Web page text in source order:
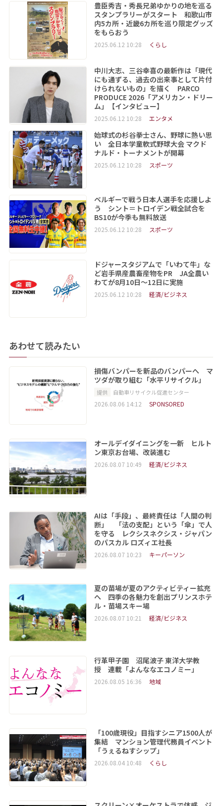
豊臣秀吉・秀長兄弟ゆかりの地を巡る
スタンプラリーがスタート 和歌山市
内5カ所・近畿6カ所を巡り限定グッズ
をもらおう
2025.06.12 10:28 くらし
中川大志、三谷幸喜の最新作は「現代
にも通ずる、過去の出来事として片付
けられないもの」を描く PARCO
PRODUCE 2026「アメリカン・ドリー
ム」【インタビュー】
2025.06.12 10:28 エンタメ
始球式の杉谷拳士さん、野球に熱い思
い 全日本学童軟式野球大会 マクド
ナルド・トーナメントが開幕
2025.06.12 10:28 スポーツ
ベルギーで戦う日本人選手を応援しよ
う シント＝トロイデン戦全試合を
BS10が今季も無料放送
2025.06.12 10:28 スポーツ
ドジャースタジアムで「いわて牛」な
ど岩手県産農畜産物をPR JA全農い
わてが8月10日～12日に実施
2025.06.12 10:28 経済/ビジネス
あわせて読みたい
損傷バンパーを新品のバンパーへ マ
ツダが取り組む「水平リサイクル」
提供 自動車リサイクル促進センター
2026.08.06 14:12 SPONSORED
オールデイダイニングを一新 ヒルト
ン東京お台場、改装進む
2026.08.07 10:49 経済/ビジネス
AIは「手段」、最終責任は「人間の判
断」 「法の支配」という「傘」で人
を守る レクシスネクシス・ジャパン
のパスカル ロズィエ社長
2026.08.07 10:23 キーパーソン
夏の苗場が夏のアクティビティー拡充
へ 四季の各魅力を創出プリンスホテ
ル・苗場スキー場
2026.08.07 10:21 経済/ビジネス
行革甲子園 沼尾波子 東洋大学教
授 連載「よんななエコノミー」
2026.08.05 16:36 地域
「100歳現役」目指すシニア1500人が
集結 マンション管理代務員イベント
「うぇるねすシップ」
2026.08.04 10:48 くらし